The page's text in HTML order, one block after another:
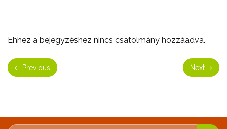
Ehhez a bejegyzéshez nincs csatolmány hozzáadva.
Previous Next